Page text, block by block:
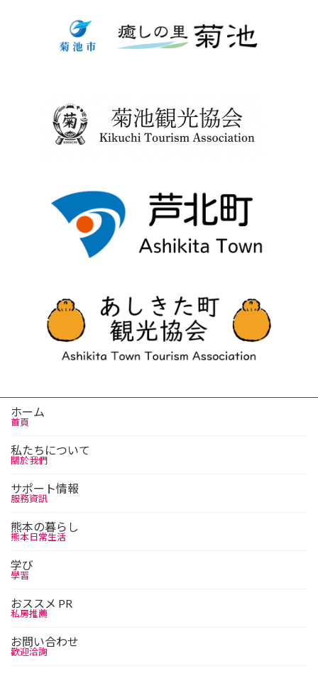
ホーム
首頁
私たちについて
關於我們
サポート情報
服務資訊
熊本の暮らし
熊本日常生活
学び
學習
おススメ PR
私房推薦
お問い合わせ
歡迎洽詢